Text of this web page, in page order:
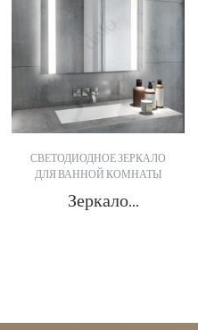
СВЕТОДИОДНОЕ ЗЕРКАЛО
ДЛЯ ВАННОЙ КОМНАТЫ
Зеркало